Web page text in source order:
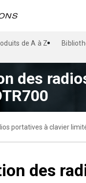
de A à Z
des
portatives à clavier
des